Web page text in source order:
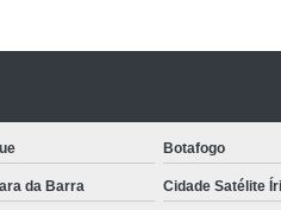
Paulo
Odontologia para
Odontologia para
Botafogo
da Barra Cidade Satélite